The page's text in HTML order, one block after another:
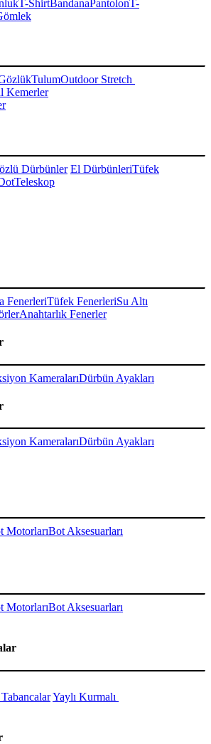
T-ShirtBandana PantolonT-
TulumOutdoor Stretch
Kemerler
Dürbünler El DürbünleriTüfek
Teleskop
FenerleriTüfek FenerleriSu Altı
Anahtarlık Fenerler
KameralarıDürbün Ayakları
KameralarıDürbün Ayakları
MotorlarıBot Aksesuarları
MotorlarıBot Aksesuarları
Yaylı Kurmalı